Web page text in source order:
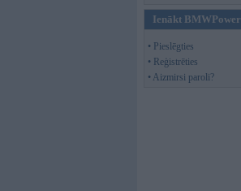
Ienākt BMWPower
• Pieslēgties
• Reģistrēties
• Aizmirsi paroli?